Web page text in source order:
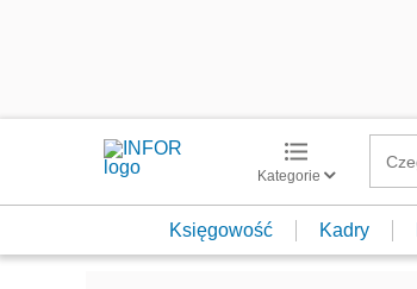
Kategorie
Księgowość Kadry